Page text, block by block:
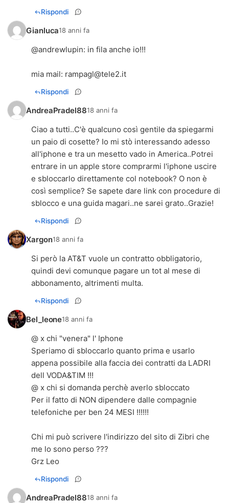
Rispondi
Gianluca18 anni fa
@andrewlupin: in fila anche io!!!
mia mail: rampagl@tele2.it
Rispondi
AndreaPradel8818 anni fa
Ciao a tutti..C'è qualcuno così gentile da spiegarmi
un paio di cosette? Io mi stò interessando adesso
all'iphone e tra un mesetto vado in America..Potrei
entrare in un apple store comprarmi l'iphone uscire
e sbloccarlo direttamente col notebook? O non è
così semplice? Se sapete dare link con procedure di
sblocco e una guida magari..ne sarei grato..Grazie!
Rispondi
Xargon18 anni fa
Si però la AT&T vuole un contratto obbligatorio,
quindi devi comunque pagare un tot al mese di
abbonamento, altrimenti multa.
Rispondi
Bel_leone18 anni fa
@ x chi "venera" l' Iphone
Speriamo di sbloccarlo quanto prima e usarlo
appena possibile alla faccia dei contratti da LADRI
dell VODA&TIM !!!
@ x chi si domanda perchè averlo sbloccato
Per il fatto di NON dipendere dalle compagnie
telefoniche per ben 24 MESI !!!!!!
Chi mi può scrivere l'indirizzo del sito di Zibri che
me lo sono perso ???
Grz Leo
Rispondi
AndreaPradel8818 anni fa